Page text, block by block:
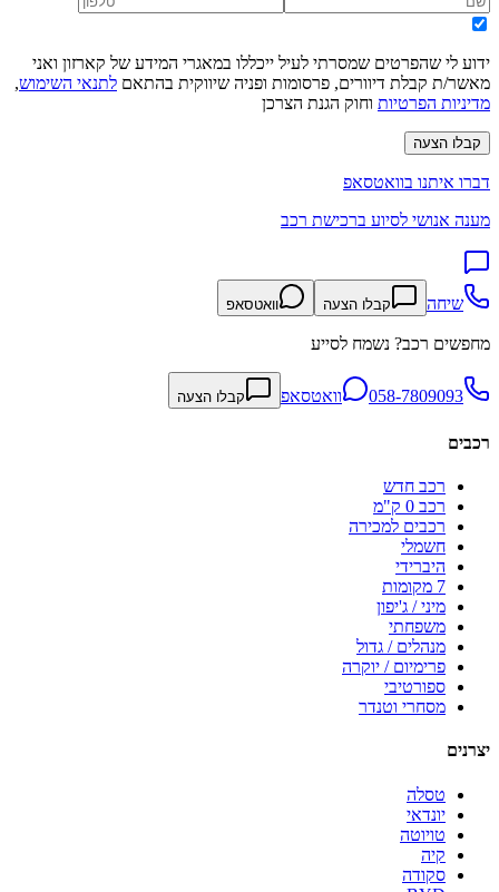
ידוע לי שהפרטים שמסרתי לעיל ייכללו במאגרי המידע של קארזון ואני
מאשר/ת קבלת דיוורים, פרסומות ופניה שיווקית בהתאם לתנאי השימוש,
מדיניות הפרטיות וחוק הגנת הצרכן
קבלו הצעה
דברו איתנו בוואטסאפ
מענה אנושי לסיוע ברכישת רכב
שיחה קבלו הצעה וואטסאפ
מחפשים רכב? נשמח לסייע
058-7809093 וואטסאפ קבלו הצעה
רכבים
רכב חדש
רכב 0 ק"מ
רכבים למכירה
חשמלי
היברידי
7 מקומות
מיני / ג'יפון
משפחתי
מנהלים / גדול
פרימיום / יוקרה
ספורטיבי
מסחרי וטנדר
יצרנים
טסלה
יונדאי
טויוטה
קיה
סקודה